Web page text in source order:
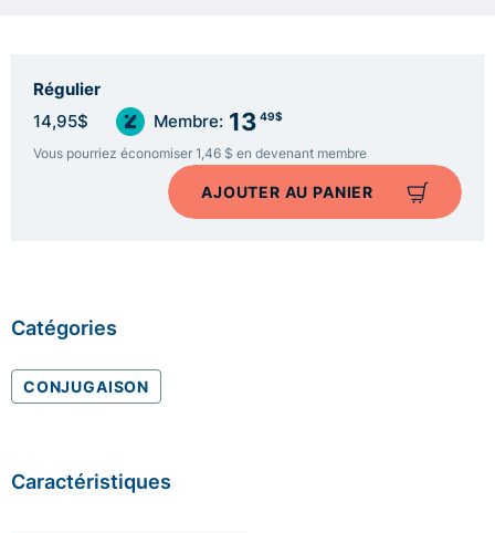
Régulier
14,95$ Membre: 13 49$
Vous pourriez économiser 1,46 $ en devenant membre
AJOUTER AU PANIER
Catégories
CONJUGAISON
Caractéristiques